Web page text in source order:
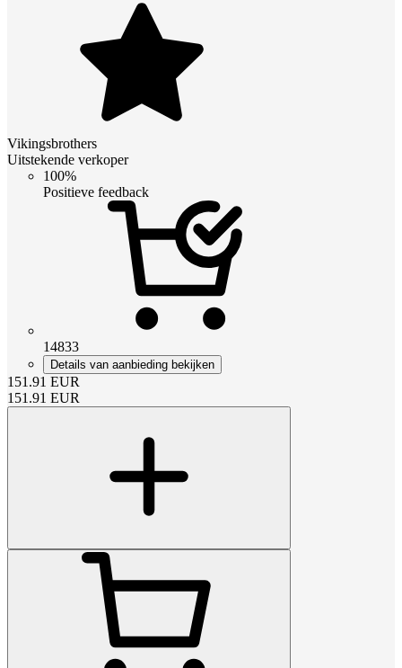
Vikingsbrothers
Uitstekende verkoper
100%
Positieve feedback
14833
Details van aanbieding bekijken
151.91 EUR
151.91 EUR